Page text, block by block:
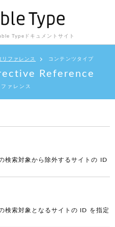
Type ドキュメントサイト
リファレンス コンテンツタイプ
Reference
ァレンス
検索対象から除外するサイトの ID
検索対象となるサイトの ID を指定